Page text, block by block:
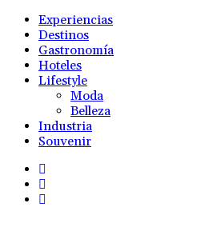
Experiencias
Destinos
Gastronomía
Hoteles
Lifestyle
Moda
Belleza
Industria
Souvenir